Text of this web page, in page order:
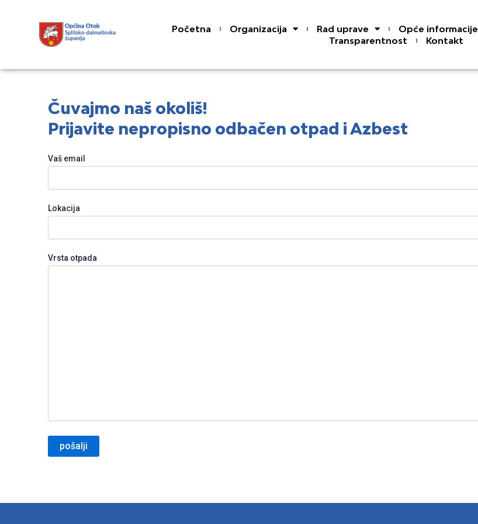
Početna Organizacija Rad uprave Opće informacije
Transparentnost
Kontakt
Čuvajmo naš okoliš!
Prijavite nepropisno odbačen otpad i Azbest
Vaš email
Lokacija
Vrsta otpada